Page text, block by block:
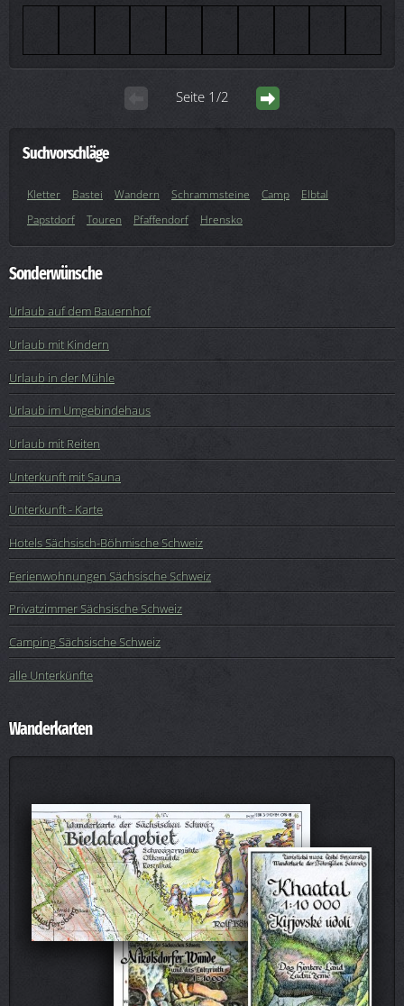
Seite 1/2
Suchvorschläge
Kletter Bastei Wandern Schrammsteine Camp
Elbtal
Papstdorf
Touren Pfaffendorf Hrensko
Sonderwünsche
Urlaub auf dem Bauernhof
Urlaub mit Kindern
Urlaub in der Mühle
Urlaub im Umgebindehaus
Urlaub mit Reiten
Unterkunft mit Sauna
Unterkunft - Karte
Hotels Sächsisch-Böhmische Schweiz
Ferienwohnungen Sächsische Schweiz
Privatzimmer Sächsische Schweiz
Camping Sächsische Schweiz
alle Unterkünfte
Wanderkarten